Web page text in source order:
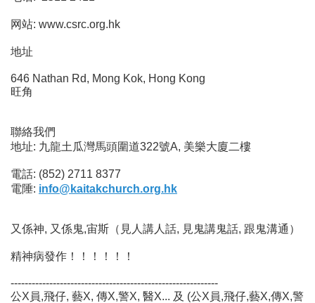
网站: www.csrc.org.hk
地址
646 Nathan Rd, Mong Kok, Hong Kong
旺角
聯絡我們
地址: 九龍土瓜灣馬頭圍道322號A, 美樂大廈二樓
電話: (852) 2711 8377
電陲: info@kaitakchurch.org.hk
又係神, 又係鬼,宙斯（見人講人話, 見鬼講鬼話, 跟鬼溝通）
精神病發作！！！！！！
-----------------------------------------------------------
公X員,飛仔, 藝X, 傳X,警X, 醫X... 及 (公X員,飛仔,藝X,傳X,警